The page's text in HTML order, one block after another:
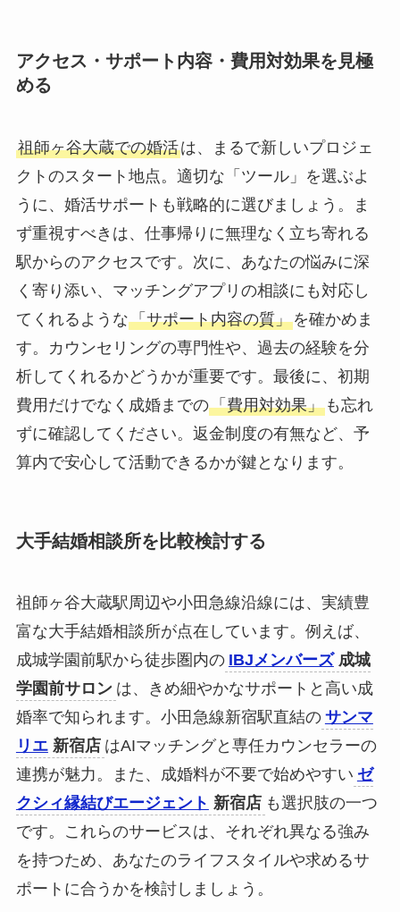
アクセス・サポート内容・費用対効果を見極
める
祖師ヶ谷大蔵での婚活は、まるで新しいプロジェ
クトのスタート地点。適切な「ツール」を選ぶよ
うに、婚活サポートも戦略的に選びましょう。ま
ず重視すべきは、仕事帰りに無理なく立ち寄れる
駅からのアクセスです。次に、あなたの悩みに深
く寄り添い、マッチングアプリの相談にも対応し
てくれるような「サポート内容の質」を確かめま
す。カウンセリングの専門性や、過去の経験を分
析してくれるかどうかが重要です。最後に、初期
費用だけでなく成婚までの「費用対効果」も忘れ
ずに確認してください。返金制度の有無など、予
算内で安心して活動できるかが鍵となります。
大手結婚相談所を比較検討する
祖師ヶ谷大蔵駅周辺や小田急線沿線には、実績豊
富な大手結婚相談所が点在しています。例えば、
成城学園前駅から徒歩圏内の IBJメンバーズ成城
学園前サロン は、きめ細やかなサポートと高い成
婚率で知られます。小田急線新宿駅直結の サンマ
リエ新宿店 はAIマッチングと専任カウンセラーの
連携が魅力。また、成婚料が不要で始めやすい ゼ
クシィ縁結びエージェント 新宿店 も選択肢の一つ
です。これらのサービスは、それぞれ異なる強み
を持つため、あなたのライフスタイルや求めるサ
ポートに合うかを検討しましょう。